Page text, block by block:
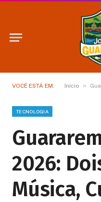
VOCÊ ESTÁ EM: Início »
TECNOLOGIA
2026:
Música,